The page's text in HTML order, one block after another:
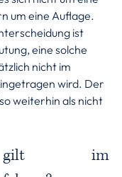
um eine Auflage.
ist
eine solche
nicht im
wird. Der
weiterhin als nicht
im